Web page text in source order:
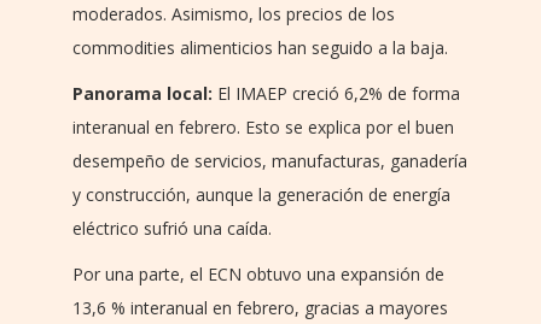
moderados. Asimismo, los precios de los
commodities alimenticios han seguido a la baja.
Panorama local: El IMAEP creció 6,2% de forma
interanual en febrero. Esto se explica por el buen
desempeño de servicios, manufacturas, ganadería
y construcción, aunque la generación de energía
eléctrico sufrió una caída.
Por una parte, el ECN obtuvo una expansión de
13,6 % interanual en febrero, gracias a mayores